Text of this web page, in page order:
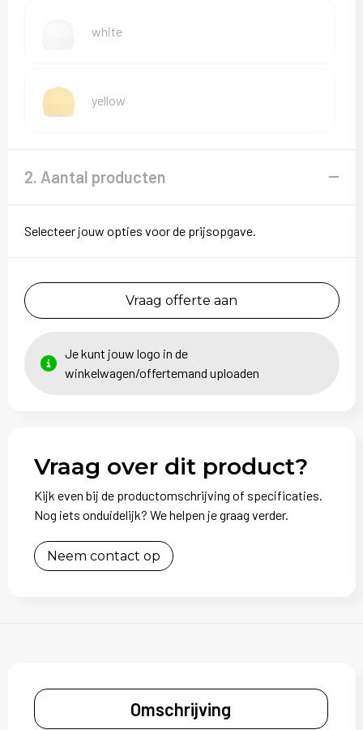
white
yellow
2. Aantal producten
Selecteer jouw opties voor de prijsopgave.
Vraag offerte aan
Je kunt jouw logo in de
winkelwagen/offertemand uploaden
Vraag over dit product?
Kijk even bij de productomschrijving of specificaties.
Nog iets onduidelijk? We helpen je graag verder.
Neem contact op
Omschrijving